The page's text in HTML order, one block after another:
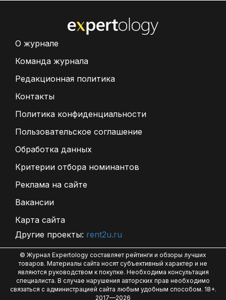
О журнале
Команда журнала
Редакционная политика
Контакты
Политика конфиденциальности
Пользовательское соглашение
Обработка данных
Критерии отбора номинантов
Реклама на сайте
Вакансии
Карта сайта
Другие проекты: rent2u.ru
© Журнал Expertology составляет рейтинги и обзоры лучших
товаров. Материалы сайта носят субъективный характер и не
являются руководством к покупке. Необходима консультация
специалиста. В случае нарушения авторских прав необходимо
связаться с администрацией сайта любым удобным способом. 18+.
2017—2026